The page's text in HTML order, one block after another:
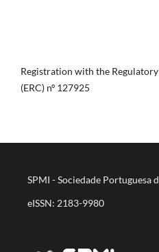
Registration with the
(ERC) nº 127925
SPMI - Sociedade Portuguesa
eISSN: 2183-9980